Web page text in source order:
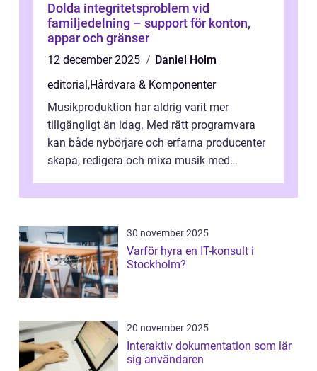
Dolda integritetsproblem vid
familjedelning – support för konton,
appar och gränser
12 december 2025
Daniel Holm
editorial ,Hårdvara & Komponenter
Musikproduktion har aldrig varit mer
tillgängligt än idag. Med rätt programvara
kan både nybörjare och erfarna producenter
skapa, redigera och mixa musik med
30 november 2025
Varför hyra en IT-konsult i
Stockholm?
20 november 2025
Interaktiv dokumentation som lär
sig användaren